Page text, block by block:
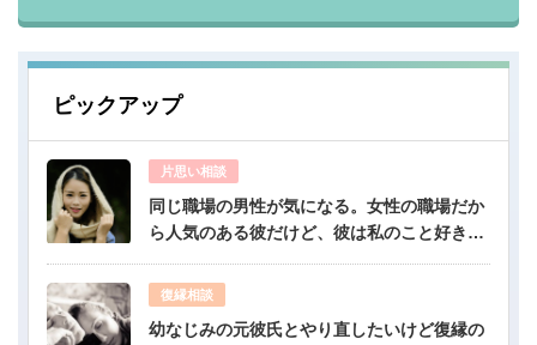
ピックアップ
片思い相談
同じ職場の男性が気になる。女性の職場だか
ら人気のある彼だけど、彼は私のこと好き？-
復縁相談
幼なじみの元彼氏とやり直したいけど復縁の